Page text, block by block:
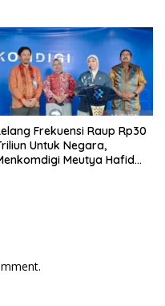
Frekuensi Raup Rp30
Untuk Negara,
Meutya Hafid